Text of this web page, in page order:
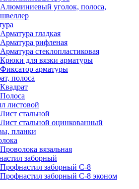
Алюминиевый уголок, полоса,
швеллер
Арматура гладкая
Арматура рифленая
Арматура стеклопластиковая
Крюки для вязки арматуры
Фиксатор арматуры
полоса
Квадрат
Полоса
листовой
Лист стальной
Лист стальной оцинкованный
планки
Проволока вязальная
заборный
Профнастил заборный С-8
Профнастил заборный С-8 эконом